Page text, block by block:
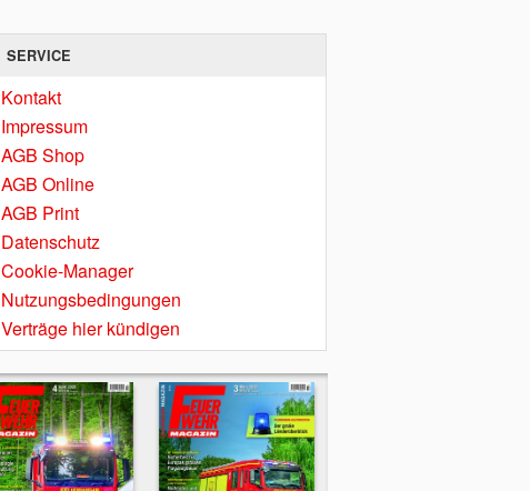
SERVICE
Kontakt
Impressum
AGB Shop
AGB Online
AGB Print
Datenschutz
Cookie-Manager
Nutzungsbedingungen
Verträge hier kündigen